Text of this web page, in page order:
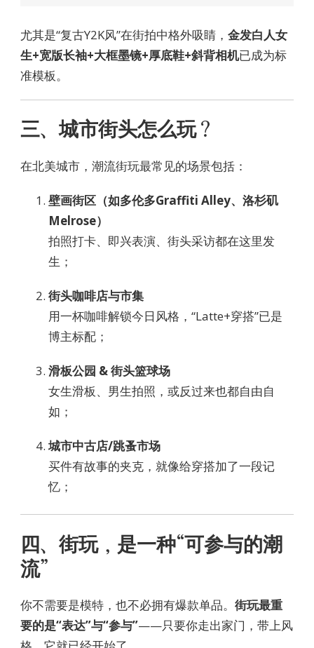
尤其是“复古Y2K风”在街拍中格外吸睛， 金发白人女
生+宽版长袖+大框墨镜+厚底鞋+斜背相机已成为标
准模板。
三、城市街头怎么玩？
在北美城市，潮流街玩最常见的场景包括：
壁画街区（如多伦多Graffiti Alley、洛杉矶
Melrose）
拍照打卡、即兴表演、街头采访都在这里发
生；
街头咖啡店与市集
用一杯咖啡解锁今日风格，“Latte+穿搭”已是
博主标配；
滑板公园 & 街头篮球场
女生滑板、男生拍照，或反过来也都自由自
如；
城市中古店/跳蚤市场
买件有故事的夹克，就像给穿搭加了一段记
忆；
四、街玩，是一种“可参与的潮
流”
你不需要是模特，也不必拥有爆款单品。 街玩最重
要的是“表达”与“参与”——只要你走出家门，带上风